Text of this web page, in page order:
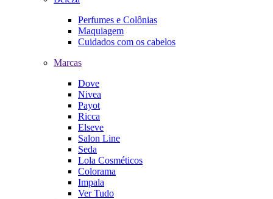
Perfumes e Colônias
Maquiagem
Cuidados com os cabelos
Marcas
Dove
Nivea
Payot
Ricca
Elseve
Salon Line
Seda
Lola Cosméticos
Colorama
Impala
Ver Tudo